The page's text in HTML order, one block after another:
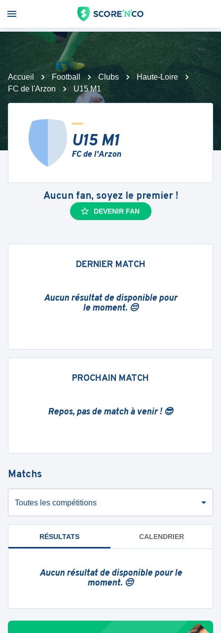
Accueil Football Clubs
Haute-Loire
FC de l'Arzon
U15 M1
U15 M1
FC de l'Arzon
Aucun fan, soyez le premier !
DEVENIR FAN
DERNIER MATCH
Aucun résultat de disponible pour
le moment. 😔
PROCHAIN MATCH
Repos, pas de match à venir ! 😎
Matchs
Toutes les compétitions
RÉSULTATS CALENDRIER
Aucun résultat de disponible pour le
moment. 😔